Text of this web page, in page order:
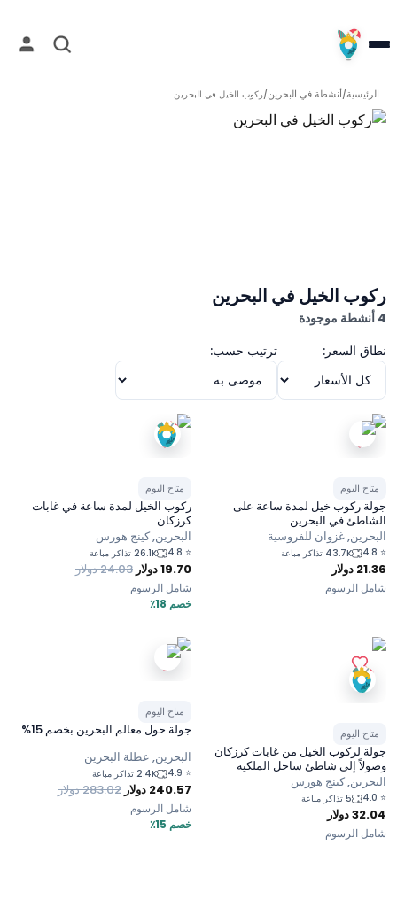
الرئيسية/أنشطة في البحرين/ركوب الخيل في البحرين
ركوب الخيل في البحرين
4 أنشطة موجودة
نطاق السعر:
ترتيب حسب:
متاح اليوم
جولة ركوب خيل لمدة ساعة على
الشاطئ في البحرين
البحرين, غزوان للفروسية
⭐
4.8 43.7K تذاكر مباعة
21.36 دولار
شامل الرسوم
متاح اليوم
ركوب الخيل لمدة ساعة في غابات
كرزكان
البحرين, كينج هورس
⭐
4.8 26.1K تذاكر مباعة
19.70دولار 24.03دولار
خصم 18٪
شامل الرسوم
متاح اليوم
جولة لركوب الخيل من غابات كرزكان
وصولاً إلى شاطئ ساحل الملكية
البحرين, كينج هورس
⭐
4.0 5 تذاكر مباعة
32.04دولار
شامل الرسوم
متاح اليوم
جولة حول معالم البحرين بخصم 15%
البحرين, عطلة البحرين
⭐
4.9 2.4K تذاكر مباعة
240.57 دولار 283.02دولار
خصم 15٪
شامل الرسوم